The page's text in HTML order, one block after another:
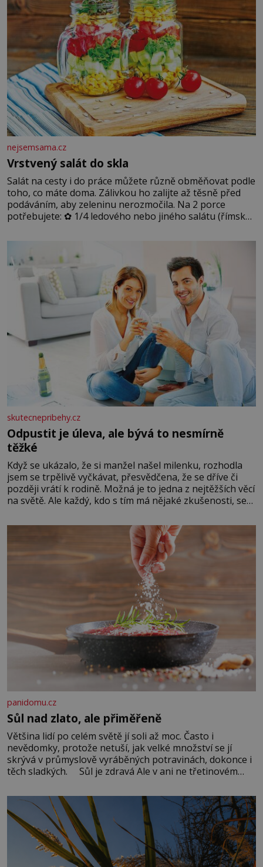
nejsemsama.cz
Vrstvený salát do skla
Salát na cesty i do práce můžete různě obměňovat podle
toho, co máte doma. Zálivkou ho zalijte až těsně před
podáváním, aby zeleninu nerozmočila. Na 2 porce
potřebujete: ✿ 1/4 ledového nebo jiného salátu (římský
okurky ✿ 2 rajčata Zálivka: ✿ 4 lžíce olivového oleje ✿ 1
lžíci citronové šťávy ✿ ½ stroužku
skutecnepribehy.cz
Odpustit je úleva, ale bývá to nesmírně
těžké
Když se ukázalo, že si manžel našel milenku, rozhodla
jsem se trpělivě vyčkávat, přesvědčena, že se dříve či
později vrátí k rodině. Možná je to jedna z nejtěžších věcí
na světě. Ale každý, kdo s tím má nějaké zkušenosti, se
Když se ke mně doneslo, že si manžel pořídil milenku,
panidomu.cz
Sůl nad zlato, ale přiměřeně
Většina lidí po celém světě jí soli až moc. Často i
nevědomky, protože netuší, jak velké množství se jí
skrývá v průmyslově vyráběných potravinách, dokonce i
těch sladkých. Sůl je zdravá Ale v ani ne třetinovém
základní složky– sodík a chlór – jsou zásadní pro
správné hospodaření